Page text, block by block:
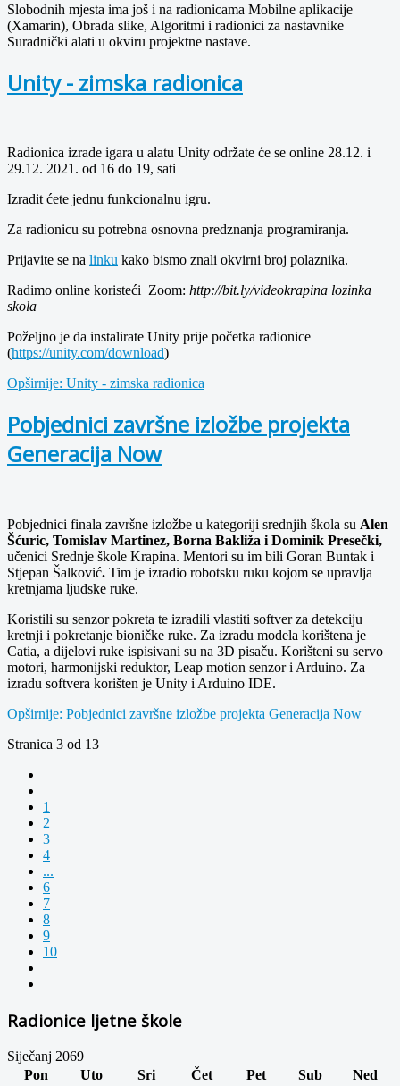
Slobodnih mjesta ima još i na radionicama Mobilne aplikacije
(Xamarin), Obrada slike, Algoritmi i radionici za nastavnike
Suradnički alati u okviru projektne nastave.
Unity - zimska radionica
Radionica izrade igara u alatu Unity održate će se online 28.12. i
29.12. 2021. od 16 do 19, sati
Izradit ćete jednu funkcionalnu igru.
Za radionicu su potrebna osnovna predznanja programiranja.
Prijavite se na linku kako bismo znali okvirni broj polaznika.
Radimo online koristeći Zoom: http://bit.ly/videokrapina lozinka
skola
Poželjno je da instalirate Unity prije početka radionice
(https://unity.com/download)
Opširnije: Unity - zimska radionica
Pobjednici završne izložbe projekta
Generacija Now
Pobjednici finala završne izložbe u kategoriji srednjih škola su Alen
Šćuric, Tomislav Martinez, Borna Bakliža i Dominik Presečki,
učenici Srednje škole Krapina. Mentori su im bili Goran Buntak i
Stjepan Šalković. Tim je izradio robotsku ruku kojom se upravlja
kretnjama ljudske ruke.
Koristili su senzor pokreta te izradili vlastiti softver za detekciju
kretnji i pokretanje bioničke ruke. Za izradu modela korištena je
Catia, a dijelovi ruke ispisivani su na 3D pisaču. Korišteni su servo
motori, harmonijski reduktor, Leap motion senzor i Arduino. Za
izradu softvera korišten je Unity i Arduino IDE.
Opširnije: Pobjednici završne izložbe projekta Generacija Now
Stranica 3 od 13
1
2
3
4
...
6
7
8
9
10
Radionice ljetne škole
Siječanj 2069
Pon
Uto Sri Čet Pet Sub
Ned